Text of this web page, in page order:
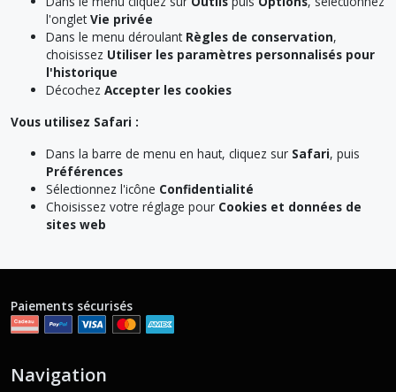
l'ongletVie privée
Dans le menu déroulant Règles de conservation,
choisissez Utiliser les paramètres personnalisés pour
l'historique
Décochez Accepter les cookies
Vous utilisez Safari :
Dans la barre de menu en haut, cliquez sur Safari, puis
Préférences
Sélectionnez l'icône Confidentialité
Choisissez votre réglage pour Cookies et données de
sites web
Paiements sécurisés
Navigation